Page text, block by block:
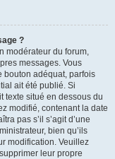
?
modérateur du forum,
messages. Vous
bouton adéquat, parfois
ait été publié. Si
texte situé en dessous du
modifié, contenant la date
pas s’il s’agit d’une
bien qu’ils
modification. Veuillez
leur propre